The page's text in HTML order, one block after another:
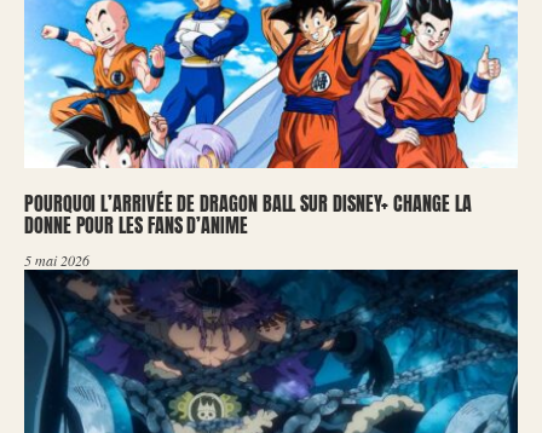
POURQUOI L’ARRIVÉE DE DRAGON BALL SUR DISNEY+ CHANGE LA
DONNE POUR LES FANS D’ANIME
5 mai 2026